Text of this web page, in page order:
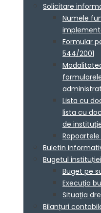
Solicitare
Numele
Formular
544/2001
Lista cu
lista cu
de
Buletin
Bugetul instituției
Buget pe
Execuția
Situația
Bilanțuri